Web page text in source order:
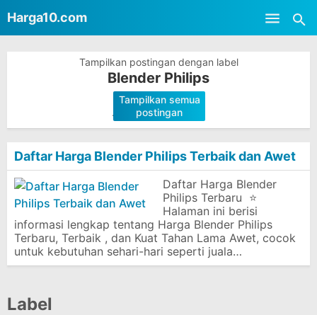
Harga10.com
Tampilkan postingan dengan label
Blender Philips
.
Tampilkan semua
postingan
Daftar Harga Blender Philips Terbaik dan Awet
Daftar Harga Blender
Philips Terbaru ⭐
Halaman ini berisi
informasi lengkap tentang Harga Blender Philips
Terbaru, Terbaik , dan Kuat Tahan Lama Awet, cocok
untuk kebutuhan sehari-hari seperti juala…
Label